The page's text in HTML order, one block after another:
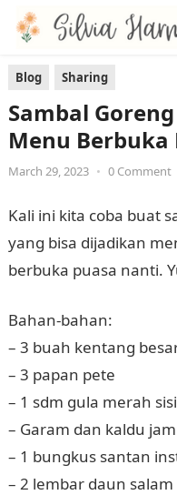
Blog Sharing
Sambal
Menu Berbuka
March 29, 2023 • 0 Comment
Kali ini kita coba buat
yang bisa dijadikan
berbuka puasa nanti.
Bahan-bahan:
– 3 buah kentang
– 3 papan pete
– 1 sdm gula merah
– Garam dan kaldu
– 1 bungkus santan
– 2 lembar daun salam